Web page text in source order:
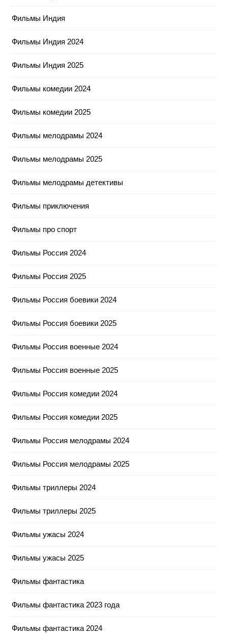
Фильмы Индия
Фильмы Индия 2024
Фильмы Индия 2025
Фильмы комедии 2024
Фильмы комедии 2025
Фильмы мелодрамы 2024
Фильмы мелодрамы 2025
Фильмы мелодрамы детективы
Фильмы приключения
Фильмы про спорт
Фильмы Россия 2024
Фильмы Россия 2025
Фильмы Россия боевики 2024
Фильмы Россия боевики 2025
Фильмы Россия военные 2024
Фильмы Россия военные 2025
Фильмы Россия комедии 2024
Фильмы Россия комедии 2025
Фильмы Россия мелодрамы 2024
Фильмы Россия мелодрамы 2025
Фильмы триллеры 2024
Фильмы триллеры 2025
Фильмы ужасы 2024
Фильмы ужасы 2025
Фильмы фантастика
Фильмы фантастика 2023 года
Фильмы фантастика 2024